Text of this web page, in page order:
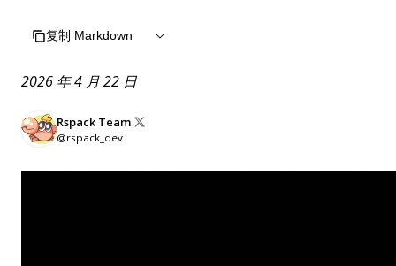
复制 Markdown
2026 年 4 月 22 日
Rspack Team
@rspack_dev